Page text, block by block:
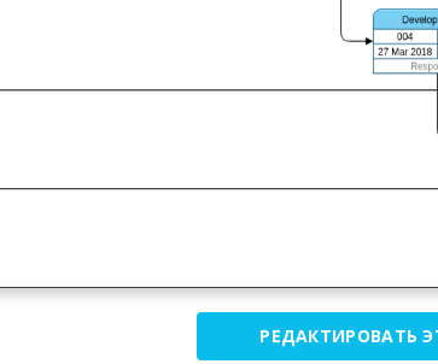
РЕДАКТИРОВАТЬ